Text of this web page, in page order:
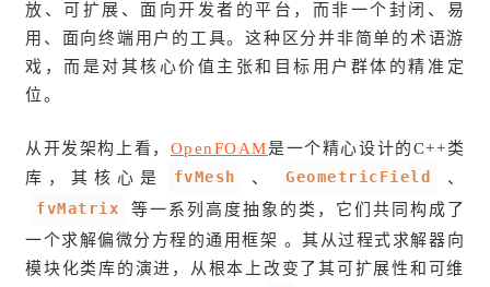
放、可扩展、面向开发者的平台，而非一个封闭、易
用、面向终端用户的工具。这种区分并非简单的术语游
戏，而是对其核心价值主张和目标用户群体的精准定
位。
从开发架构上看， OpenFOAM是一个精心设计的C++类
库，其核心是
fvMesh 、 GeometricField
、
fvMatrix
等一系列高度抽象的类，它们共同构成了
一个求解偏微分方程的通用框架 。其从过程式求解器向
模块化类库的演进，从根本上改变了其可扩展性和可维